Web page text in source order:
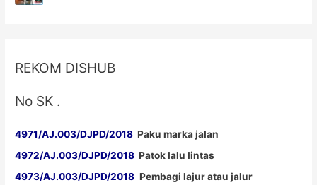
REKOM DISHUB
No SK .
4971/AJ.003/DJPD/2018 Paku marka jalan
4972/AJ.003/DJPD/2018 Patok lalu lintas
4973/AJ.003/DJPD/2018 Pembagi lajur atau jalur